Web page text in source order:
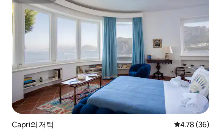
Capri의 저택 평점 4.78점(5
4.78 (36)